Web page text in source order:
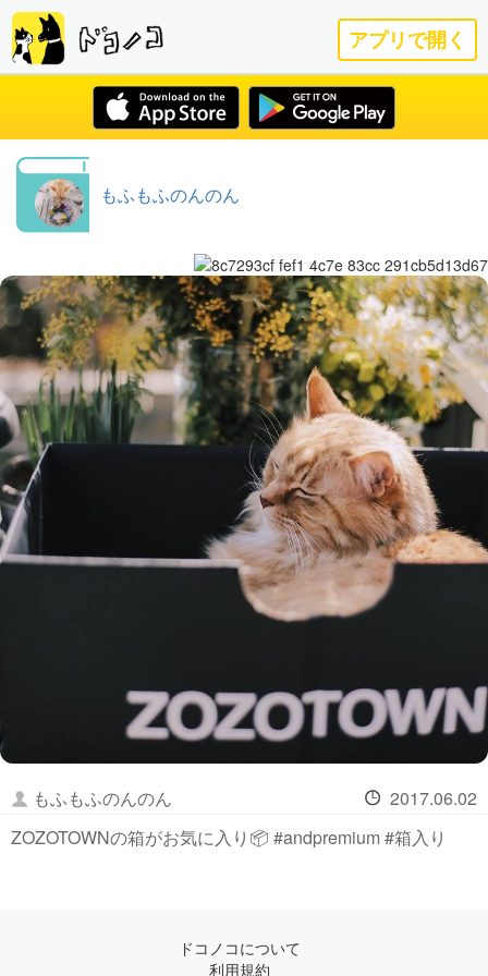
アプリで開く
もふもふのんのん
もふもふのんのん
2017.06.02
ZOZOTOWNの箱がお気に入り📦 #andpremium #箱入り
ドコノコについて
利用規約